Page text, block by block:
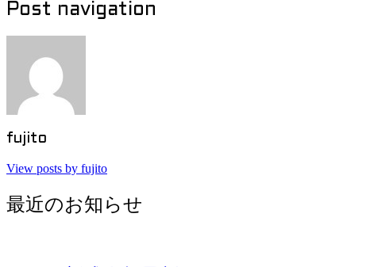
Post navigation
fujito
View posts by fujito
最近のお知らせ